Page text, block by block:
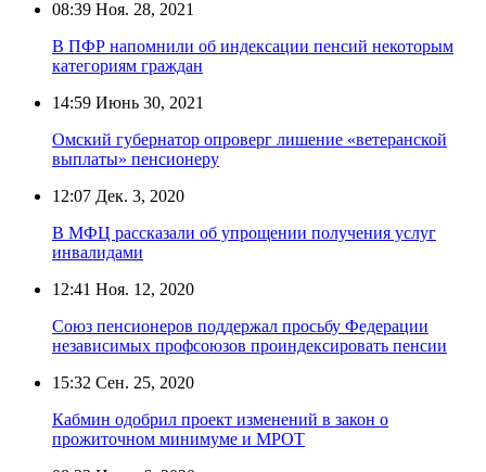
08:39 Ноя. 28, 2021
В ПФР напомнили об индексации пенсий некоторым
категориям граждан
14:59 Июнь 30, 2021
Омский губернатор опроверг лишение «ветеранской
выплаты» пенсионеру
12:07 Дек. 3, 2020
В МФЦ рассказали об упрощении получения услуг
инвалидами
12:41 Ноя. 12, 2020
Союз пенсионеров поддержал просьбу Федерации
независимых профсоюзов проиндексировать пенсии
15:32 Сен. 25, 2020
Кабмин одобрил проект изменений в закон о
прожиточном минимуме и МРОТ